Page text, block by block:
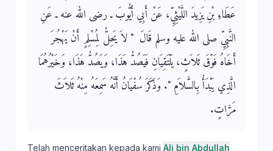
عَطَاءِ بْنِ يَزِيدَ اللَّيْثِيِّ، عَنْ أَبِي أَيُّوبَ ـ رضى الله عنه ـ عَنِ
النَّبِيِّ صلى الله عليه وسلم قَالَ ‏ "‏ لاَ يَحِلُّ لِمُسْلِمٍ أَنْ يَهْجُرَ
أَخَاهُ فَوْقَ ثَلاَثٍ، يَلْتَقِيَانِ فَيَصُدُّ هَذَا، وَيَصُدُّ هَذَا، وَخَيْرُهُمَا
الَّذِي يَبْدَأُ بِالسَّلاَمِ ‏"‏‏.‏ وَذَكَرَ سُفْيَانُ أَنَّهُ سَمِعَهُ مِنْهُ ثَلاَثَ
مَرَّاتٍ‏.‏
Telah menceritakan kepada kami Ali bin Abdullah